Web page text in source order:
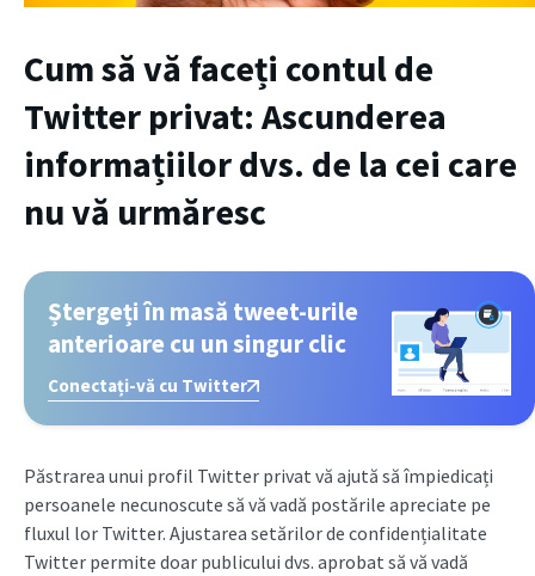
Cum să vă faceți contul de
Twitter privat: Ascunderea
informațiilor dvs. de la cei care
nu vă urmăresc
Ștergeți în masă tweet-urile
anterioare cu un singur clic
Conectați-vă cu Twitter
Păstrarea unui profil Twitter privat vă ajută să împiedicați
persoanele necunoscute să vă vadă postările apreciate pe
fluxul lor Twitter. Ajustarea setărilor de confidențialitate
Twitter permite doar publicului dvs. aprobat să vă vadă